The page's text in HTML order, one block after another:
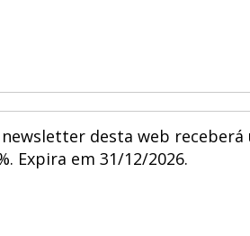
desta web
Expira em 31/12/2026.